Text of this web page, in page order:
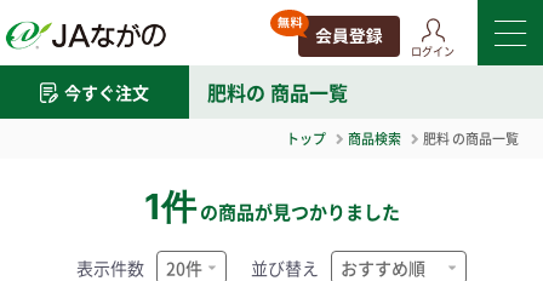
ログイン
今すぐ注文 肥料の 商品一覧
トップ 商品検索 肥料の商品一覧
1件 の商品が見つかりました
表示件数 並び替え